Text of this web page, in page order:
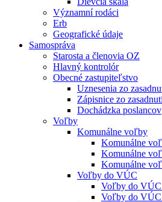
Významní rodáci
Erb
Geografické údaje
Samospráva
Starosta a členovia OZ
Hlavný kontrolór
Obecné zastupiteľstvo
Uznesenia zo
Zápisnice zo
Dochádzka poslancov
Voľby
Komunálne voľby
Komunálne
Komunálne
Komunálne
Voľby do VÚC
Voľby do VÚC
Voľby do VÚC